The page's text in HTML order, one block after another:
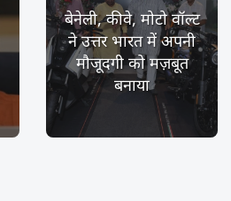
बेनेली, कीवे, मोटो वॉल्ट
ने उत्तर भारत में अपनी
मौजूदगी को मज़बूत
बनाया